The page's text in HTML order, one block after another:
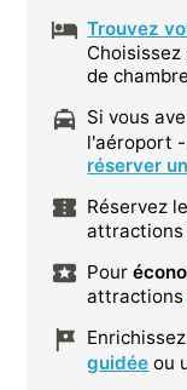
Trouvez
de
Si vous
l'aéroport
réserver
Réservez
attractions
Pour
guidée ou